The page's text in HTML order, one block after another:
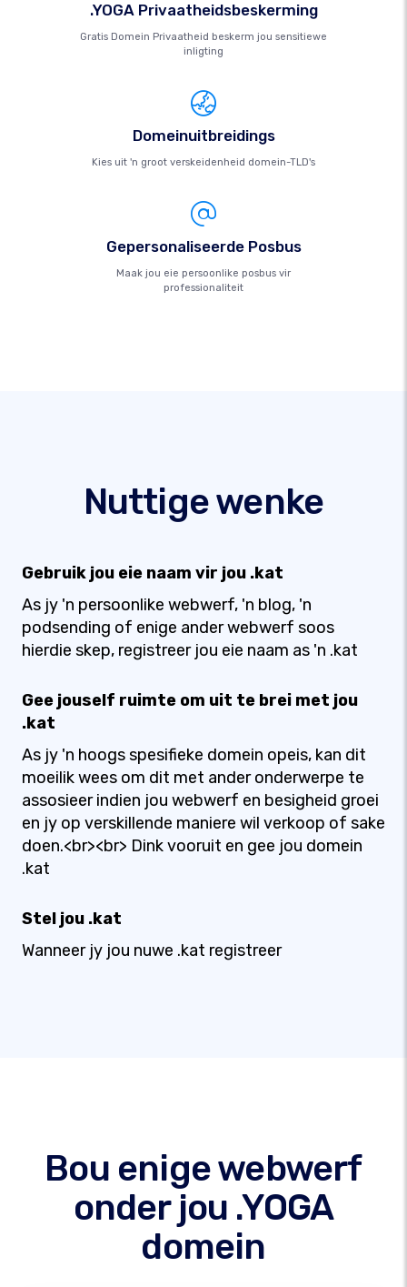
.YOGA Privaatheidsbeskerming
Gratis Domein Privaatheid beskerm jou sensitiewe
inligting
Domeinuitbreidings
Kies uit 'n groot verskeidenheid domein-TLD's
Gepersonaliseerde Posbus
Maak jou eie persoonlike posbus vir
professionaliteit
Nuttige wenke
Gebruik jou eie naam vir jou .kat
As jy 'n persoonlike webwerf, 'n blog, 'n
podsending of enige ander webwerf soos
hierdie skep, registreer jou eie naam as 'n .kat
Gee jouself ruimte om uit te brei met jou
.kat
As jy 'n hoogs spesifieke domein opeis, kan dit
moeilik wees om dit met ander onderwerpe te
assosieer indien jou webwerf en besigheid groei
en jy op verskillende maniere wil verkoop of sake
doen.<br><br> Dink vooruit en gee jou domein
.kat
Stel jou .kat
Wanneer jy jou nuwe .kat registreer
Bou enige webwerf
onder jou .YOGA
domein